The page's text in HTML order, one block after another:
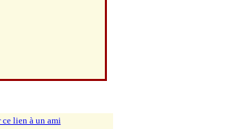
ce lien à un ami